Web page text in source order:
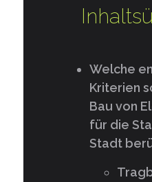
Welche
Kriterien
Bau von
für die
Stadt